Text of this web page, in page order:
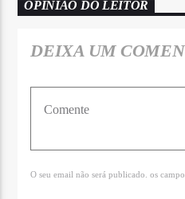
OPINIÃO DO LEITOR
DEIXA UM
O seu email não será publicado. os